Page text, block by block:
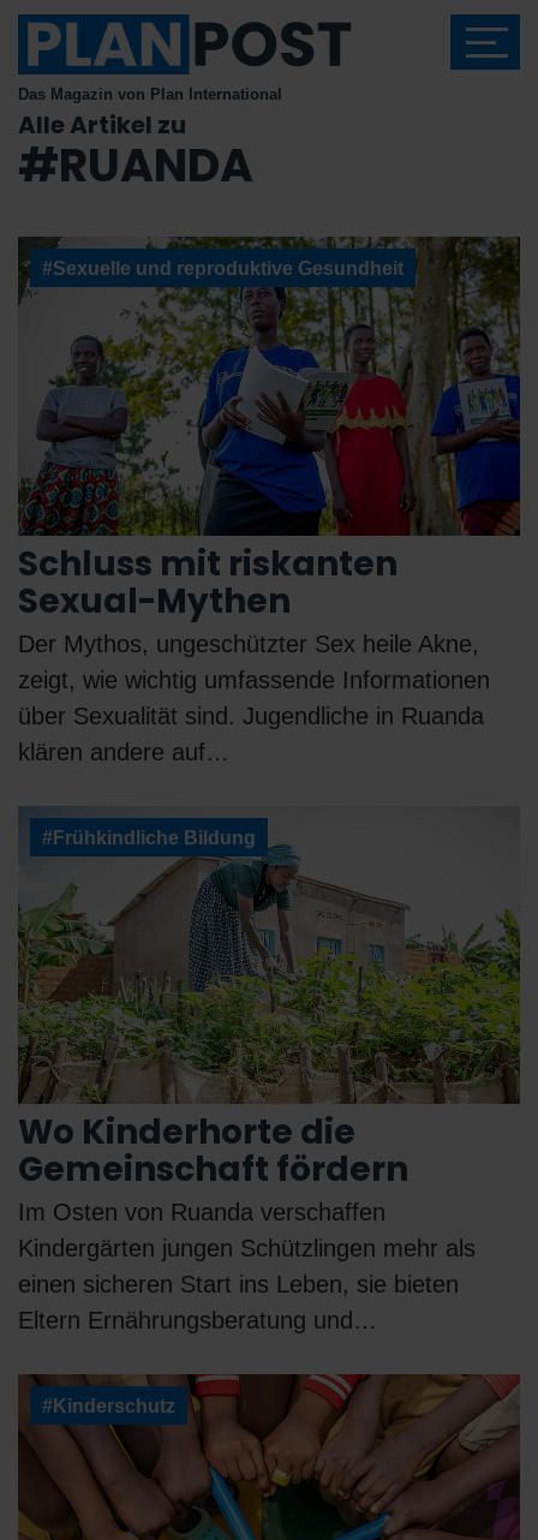
Das Magazin von Plan International
Alle Artikel zu
#RUANDA
#Sexuelle und reproduktive Gesundheit
Schluss mit riskanten
Sexual-Mythen
Der Mythos, ungeschützter Sex heile Akne,
zeigt, wie wichtig umfassende Informationen
über Sexualität sind. Jugendliche in Ruanda
klären andere auf…
#Frühkindliche Bildung
Wo Kinderhorte die
Gemeinschaft fördern
Im Osten von Ruanda verschaffen
Kindergärten jungen Schützlingen mehr als
einen sicheren Start ins Leben, sie bieten
Eltern Ernährungsberatung und…
#Kinderschutz